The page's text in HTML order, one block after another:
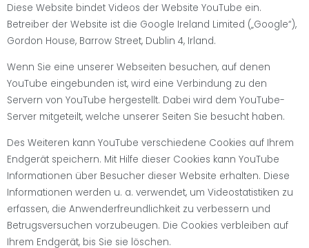
Diese Website bindet Videos der Website YouTube ein.
Betreiber der Website ist die Google Ireland Limited („Google“),
Gordon House, Barrow Street, Dublin 4, Irland.
Wenn Sie eine unserer Webseiten besuchen, auf denen
YouTube eingebunden ist, wird eine Verbindung zu den
Servern von YouTube hergestellt. Dabei wird dem YouTube-
Server mitgeteilt, welche unserer Seiten Sie besucht haben.
Des Weiteren kann YouTube verschiedene Cookies auf Ihrem
Endgerät speichern. Mit Hilfe dieser Cookies kann YouTube
Informationen über Besucher dieser Website erhalten. Diese
Informationen werden u. a. verwendet, um Videostatistiken zu
erfassen, die Anwenderfreundlichkeit zu verbessern und
Betrugsversuchen vorzubeugen. Die Cookies verbleiben auf
Ihrem Endgerät, bis Sie sie löschen.